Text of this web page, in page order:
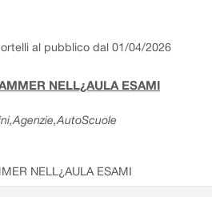
al pubblico dal 01/04/2026
NELL¿AULA ESAMI
NELL¿AULA ESAMI